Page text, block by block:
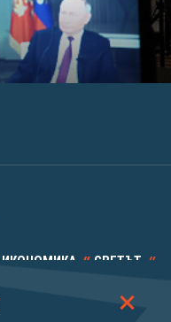
ИКОНОМИКА СВЕТЪТ
КАЛЕЙДОСКОП